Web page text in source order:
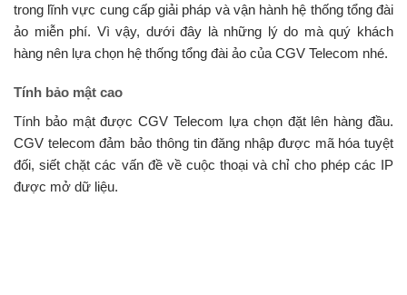
trong lĩnh vực cung cấp giải pháp và vận hành hệ thống tổng đài
ảo miễn phí. Vì vậy, dưới đây là những lý do mà quý khách
hàng nên lựa chọn hệ thống tổng đài ảo của CGV Telecom nhé.
Tính bảo mật cao
Tính bảo mật được CGV Telecom lựa chọn đặt lên hàng đầu.
CGV telecom đảm bảo thông tin đăng nhập được mã hóa tuyệt
đối, siết chặt các vấn đề về cuộc thoại và chỉ cho phép các IP
được mở dữ liệu.